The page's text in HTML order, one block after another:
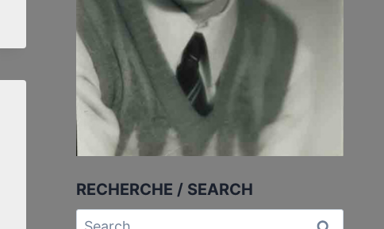
RECHERCHE / SEARCH
Search